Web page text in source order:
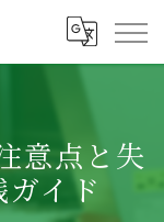
意点と失
イド